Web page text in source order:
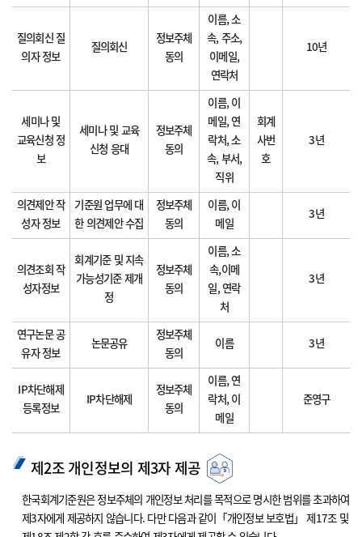
질의회신 질
의자 정보
질의회신
정보주체
동의
이름, 소
속, 주소,
이메일,
연락처
10년
세미나 및
교육신청 정
보
세미나 및 교육
신청 응대
정보주체
동의
이름, 이
메일, 연
락처, 소
속, 부서,
직위
회계
사번
호
3년
의견제안 작
성자 정보
기준원 업무에 대
한 의견제안 수집
정보주체
동의
이름, 이
메일
3년
의견조회 작
성자정보
회계기준 및 지속
가능성기준 제개
정
정보주체
동의
이름, 소
속,이메
일, 연락
처
3년
연구논문 공
유자 정보
논문공유
정보주체
동의
이름 3년
IP차단해제
등록정보
IP차단해제
정보주체
동의
이름, 연
락처, 이
메일
준영구
제2조 개인정보의 제3자 제공
한국회계기준원은 정보주체의 개인정보 처리를 목적으로 명시한 범위를 초과하여
제3자에게 제공하지 않습니다. 다만 다음과 같이「개인정보 보호법」 제17조 및